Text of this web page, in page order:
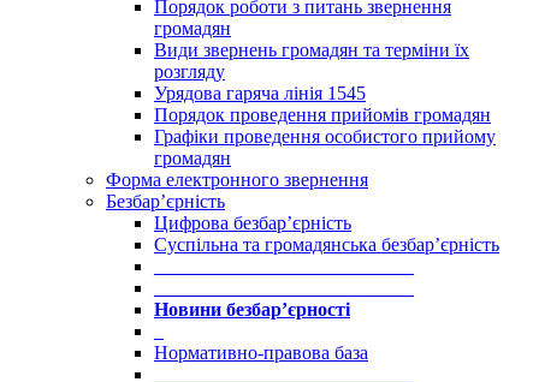
Порядок роботи з питань звернення
громадян
Види звернень громадян та терміни їх
розгляду
Урядова гаряча лінія 1545
Порядок проведення прийомів громадян
Графіки проведення особистого прийому
громадян
Форма електронного звернення
Безбар’єрність
Цифрова безбар’єрність
Суспільна та громадянська безбар’єрність
Новини безбар’єрності
Нормативно-правова база